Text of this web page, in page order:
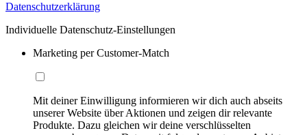
Datenschutzerklärung
Individuelle Datenschutz-Einstellungen
Marketing per Customer-Match
Mit deiner Einwilligung informieren wir dich auch abseits
unserer Website über Aktionen und zeigen dir relevante
Produkte. Dazu gleichen wir deine verschlüsselten